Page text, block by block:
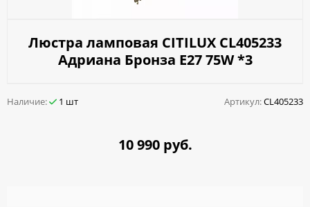
Люстра ламповая CITILUX CL405233
Адриана Бронза E27 75W *3
Наличие: 1 шт Артикул:CL405233
10 990 руб.